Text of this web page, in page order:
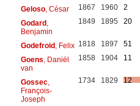
Geloso, César 1867 1960
2
Godard,
Benjamin
1849 1895 20
Godefroid, Felix 1818 1897
51
Goens , Daniël
van
1858 1904 11
Gossec,
François-
Joseph
1734 1829 12